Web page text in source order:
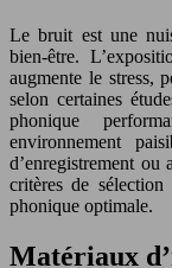
Le bruit est une
bien-être.
augmente le stress,
selon certaines
phonique
environnement
d’enregistrement
critères de
phonique optimale.
Matériaux